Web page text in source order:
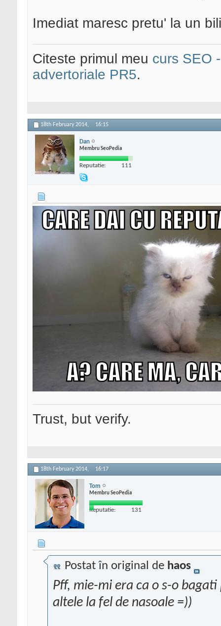
Imediat maresc pretu' la un
Citeste primul meu curs SEO
advertoriale PR5.
18th February 2014, 16:15
Dan
Membru SeoPedia
Reputatie: 111
Trust, but verify.
18th February 2014, 16:17
Tom
Membru SeoPedia
Reputatie: 131
Postat în original de haos
Pff, mie-mi era ca o s-o
altele la fel de nasoale =))